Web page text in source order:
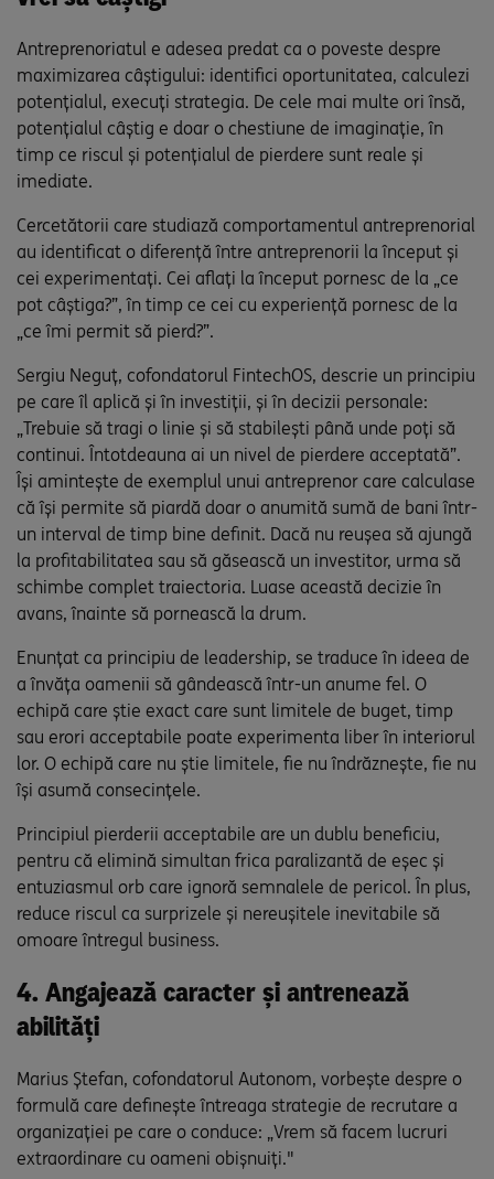
Antreprenoriatul e adesea predat ca o poveste despre
maximizarea câștigului: identifici oportunitatea, calculezi
potențialul, execuți strategia. De cele mai multe ori însă,
potențialul câștig e doar o chestiune de imaginație, în
timp ce riscul și potențialul de pierdere sunt reale și
imediate.
Cercetătorii care studiază comportamentul antreprenorial
au identificat o diferență între antreprenorii la început și
cei experimentați. Cei aflați la început pornesc de la „ce
pot câștiga?”, în timp ce cei cu experiență pornesc de la
„ce îmi permit să pierd?”.
Sergiu Neguț, cofondatorul FintechOS, descrie un principiu
pe care îl aplică și în investiții, și în decizii personale:
„Trebuie să tragi o linie și să stabilești până unde poți să
continui. Întotdeauna ai un nivel de pierdere acceptată”.
Își amintește de exemplul unui antreprenor care calculase
că își permite să piardă doar o anumită sumă de bani într-
un interval de timp bine definit. Dacă nu reușea să ajungă
la profitabilitatea sau să găsească un investitor, urma să
schimbe complet traiectoria. Luase această decizie în
avans, înainte să pornească la drum.
Enunțat ca principiu de leadership, se traduce în ideea de
a învăța oamenii să gândească într-un anume fel. O
echipă care știe exact care sunt limitele de buget, timp
sau erori acceptabile poate experimenta liber în interiorul
lor. O echipă care nu știe limitele, fie nu îndrăznește, fie nu
își asumă consecințele.
Principiul pierderii acceptabile are un dublu beneficiu,
pentru că elimină simultan frica paralizantă de eșec și
entuziasmul orb care ignoră semnalele de pericol. În plus,
reduce riscul ca surprizele și nereușitele inevitabile să
omoare întregul business.
4. Angajează caracter și antrenează
abilități
Marius Ștefan, cofondatorul Autonom, vorbește despre o
formulă care definește întreaga strategie de recrutare a
organizației pe care o conduce: „Vrem să facem lucruri
extraordinare cu oameni obișnuiți."